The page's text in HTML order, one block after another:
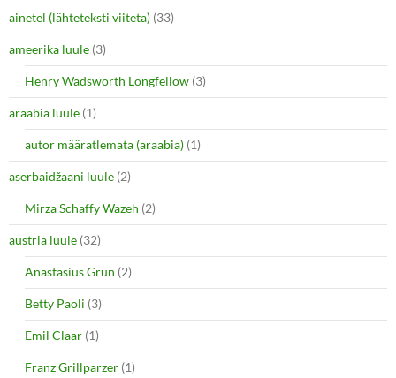
ainetel (lähteteksti viiteta) (33)
ameerika luule (3)
Henry Wadsworth Longfellow (3)
araabia luule (1)
autor määratlemata (araabia) (1)
aserbaidžaani luule (2)
Mirza Schaffy Wazeh (2)
austria luule (32)
Anastasius Grün (2)
Betty Paoli (3)
Emil Claar (1)
Franz Grillparzer (1)